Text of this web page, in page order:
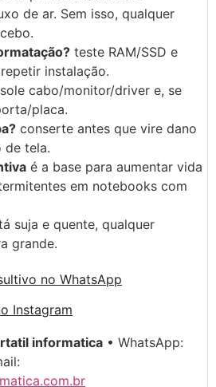
de ar. Sem isso, qualquer
teste RAM/SSD e
instalação.
cabo/monitor/driver e, se
placa.
conserte antes que vire dano
de tela.
é a base para aumentar vida
em notebooks com
suja e quente, qualquer
grande.
no WhatsApp
Instagram
informatica • WhatsApp: